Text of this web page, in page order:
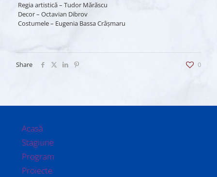
Regia artistică – Tudor Mărăscu
Decor – Octavian Dibrov
Costumele – Eugenia Bassa Crâșmaru
Share 0
Acasă
Stagiune
Program
Proiecte